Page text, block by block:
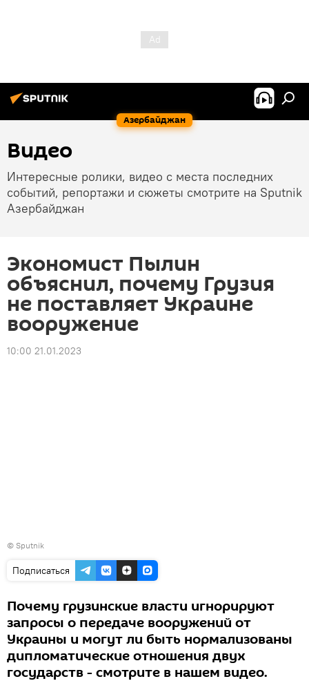
Азербайджан
Видео
Интересные ролики, видео с места последних
событий, репортажи и сюжеты смотрите на Sputnik
Азербайджан
Экономист Пылин
объяснил, почему Грузия
не поставляет Украине
вооружение
10:00 21.01.2023
© Sputnik
Подписаться
Почему грузинские власти игнорируют
запросы о передаче вооружений от
Украины и могут ли быть нормализованы
дипломатические отношения двух
государств - смотрите в нашем видео.